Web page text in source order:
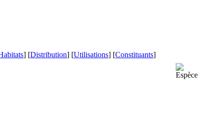
] [Distribution] [Utilisations] [Constituants]